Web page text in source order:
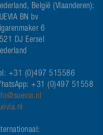
België (Vlaanderen):
BN bv
6
DJ Eersel
+31 (0)497 515586
+31 (0)497 51558